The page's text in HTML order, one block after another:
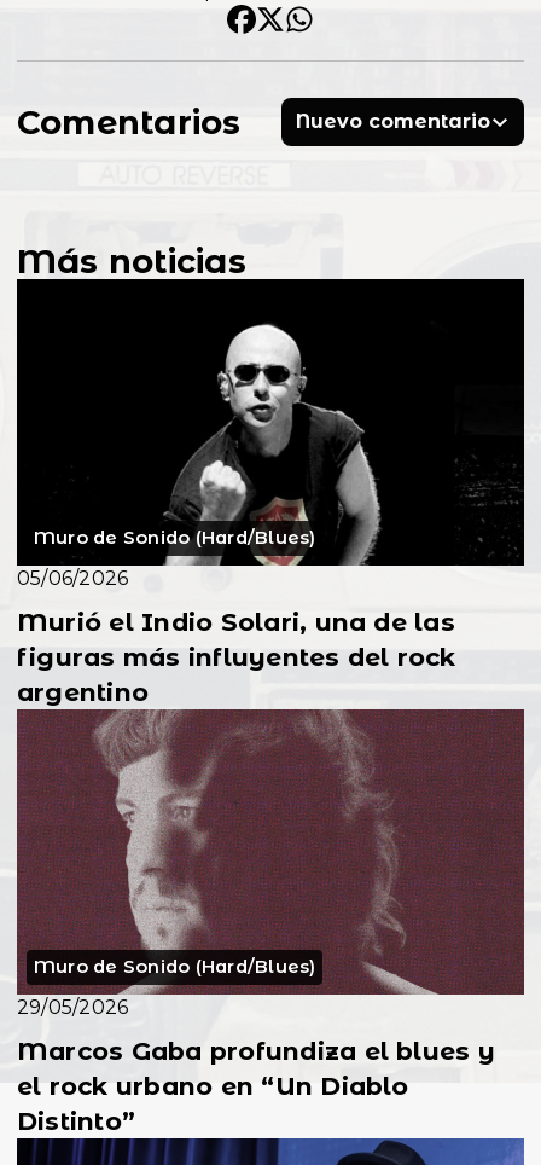
Comentarios Nuevo comentario
Más noticias
Muro de Sonido (Hard/Blues)
05/06/2026
Murió el Indio Solari, una de las
figuras más influyentes del rock
argentino
Muro de Sonido (Hard/Blues)
29/05/2026
Marcos Gaba profundiza el blues y
el rock urbano en “Un Diablo
Distinto”